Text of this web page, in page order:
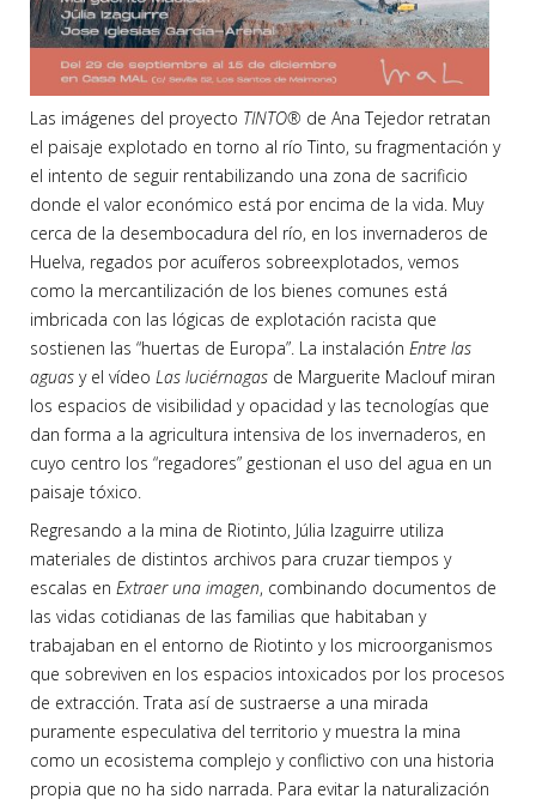
Las imágenes del proyecto TINTO® de Ana Tejedor retratan
el paisaje explotado en torno al río Tinto, su fragmentación y
el intento de seguir rentabilizando una zona de sacrificio
donde el valor económico está por encima de la vida. Muy
cerca de la desembocadura del río, en los invernaderos de
Huelva, regados por acuíferos sobreexplotados, vemos
como la mercantilización de los bienes comunes está
imbricada con las lógicas de explotación racista que
sostienen las “huertas de Europa”. La instalación Entre las
aguas y el vídeo Las luciérnagas de Marguerite Maclouf miran
los espacios de visibilidad y opacidad y las tecnologías que
dan forma a la agricultura intensiva de los invernaderos, en
cuyo centro los “regadores” gestionan el uso del agua en un
paisaje tóxico.
Regresando a la mina de Riotinto, Júlia Izaguirre utiliza
materiales de distintos archivos para cruzar tiempos y
escalas en Extraer una imagen, combinando documentos de
las vidas cotidianas de las familias que habitaban y
trabajaban en el entorno de Riotinto y los microorganismos
que sobreviven en los espacios intoxicados por los procesos
de extracción. Trata así de sustraerse a una mirada
puramente especulativa del territorio y muestra la mina
como un ecosistema complejo y conflictivo con una historia
propia que no ha sido narrada. Para evitar la naturalización